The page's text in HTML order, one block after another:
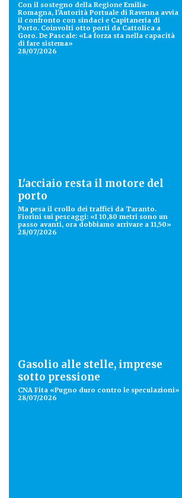
Con il sostegno della Regione Emilia-
Romagna, l'Autorità Portuale di Ravenna avvia
il confronto con sindaci e Capitaneria di
Porto. Coinvolti otto porti da Cattolica a
Goro. De Pascale: «La forza sta nella capacità
di fare sistema»
28/07/2026
L'acciaio resta il motore del
porto
Ma pesa il crollo dei traffici da Taranto.
Fiorini sui pescaggi: «I 10,80 metri sono un
passo avanti, ora dobbiamo arrivare a 11,50»
28/07/2026
Gasolio alle stelle, imprese
sotto pressione
CNA Fita «Pugno duro contro le speculazioni»
28/07/2026